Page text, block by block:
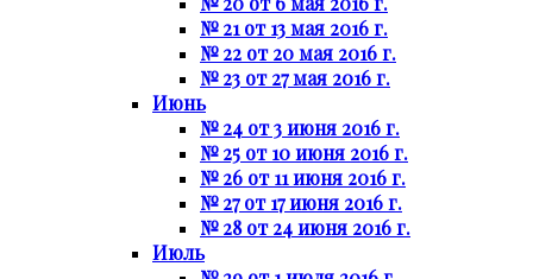
№ 21 от 13 мая 2016 г.
№ 22 от 20 мая 2016 г.
№ 23 от 27 мая 2016 г.
Июнь
№ 24 от 3 июня 2016 г.
№ 25 от 10 июня 2016 г.
№ 26 от 11 июня 2016 г.
№ 27 от 17 июня 2016 г.
№ 28 от 24 июня 2016 г.
Июль